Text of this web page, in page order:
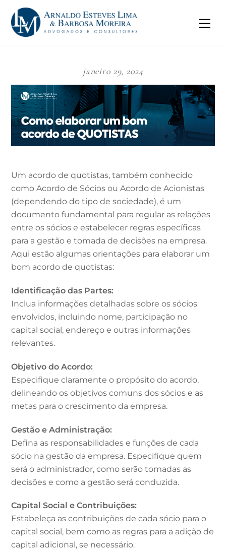
content
janeiro 29, 2024
Um acordo de quotistas, também conhecido
como Acordo de Sócios ou Acordo de Acionistas
(dependendo do tipo de sociedade), é um
documento fundamental para regular as relações
entre os sócios e estabelecer regras específicas
para a gestão e tomada de decisões na empresa.
Aqui estão algumas orientações para elaborar um
bom acordo de quotistas:
Identificação das Partes:
Inclua informações detalhadas sobre os sócios
envolvidos, incluindo nome, participação no
capital social, endereço e outras informações
relevantes.
Objetivo do Acordo:
Especifique claramente o propósito do acordo,
delineando os objetivos comuns dos sócios e as
metas para o crescimento da empresa.
Gestão e Administração:
Defina as responsabilidades e funções de cada
sócio na gestão da empresa. Especifique quem
será o administrador, como serão tomadas as
decisões e como a gestão será conduzida.
Capital Social e Contribuições:
Estabeleça as contribuições de cada sócio para o
capital social, bem como as regras para a adição de
capital adicional, se necessário.